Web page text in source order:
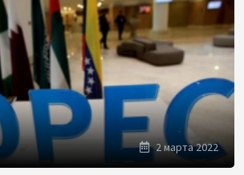
2 марта 2022